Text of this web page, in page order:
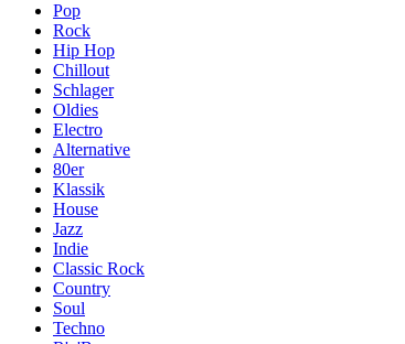
Pop
Rock
Hip Hop
Chillout
Schlager
Oldies
Electro
Alternative
80er
Klassik
House
Jazz
Indie
Classic Rock
Country
Soul
Techno